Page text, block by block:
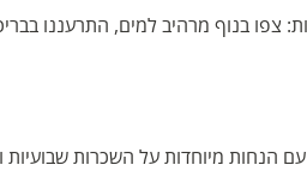
צפו בנוף מרהיב למים, התרעננו
עם הנחות מיוחדות על השכרות